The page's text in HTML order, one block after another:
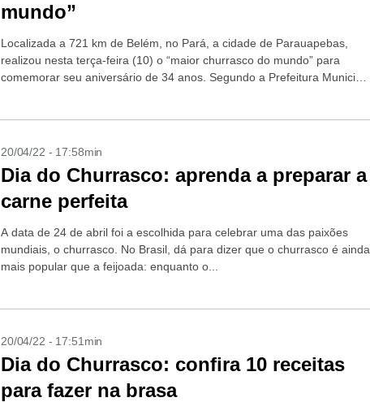
mundo”
Localizada a 721 km de Belém, no Pará, a cidade de Parauapebas,
realizou nesta terça-feira (10) o “maior churrasco do mundo” para
comemorar seu aniversário de 34 anos. Segundo a Prefeitura Municipal
20/04/22 - 17:58min
Dia do Churrasco: aprenda a preparar a
carne perfeita
A data de 24 de abril foi a escolhida para celebrar uma das paixões
mundiais, o churrasco. No Brasil, dá para dizer que o churrasco é ainda
mais popular que a feijoada: enquanto o...
20/04/22 - 17:51min
Dia do Churrasco: confira 10 receitas
para fazer na brasa